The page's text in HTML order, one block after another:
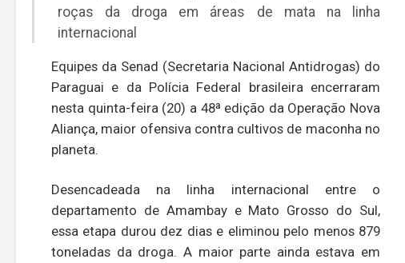
roças da droga em áreas de mata na linha
internacional
Equipes da Senad (Secretaria Nacional Antidrogas) do
Paraguai e da Polícia Federal brasileira encerraram
nesta quinta-feira (20) a 48ª edição da Operação Nova
Aliança, maior ofensiva contra cultivos de maconha no
planeta.
Desencadeada na linha internacional entre o
departamento de Amambay e Mato Grosso do Sul,
essa etapa durou dez dias e eliminou pelo menos 879
toneladas da droga. A maior parte ainda estava em